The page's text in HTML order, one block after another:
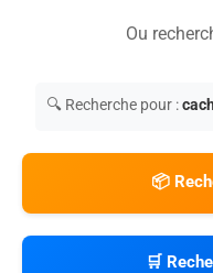
Ou
🔍 Recherche pour :
📦
🛒